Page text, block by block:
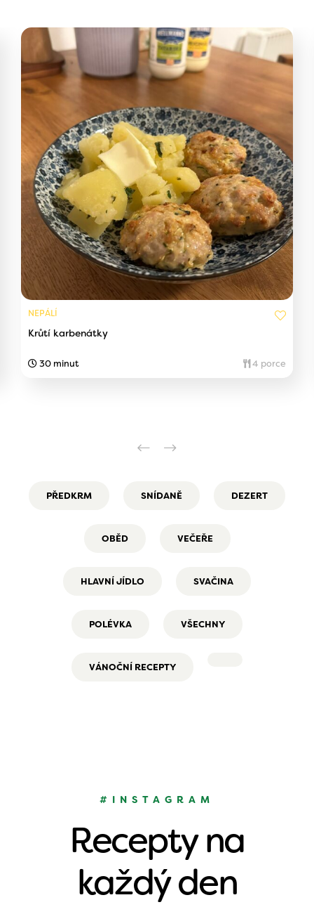
NEPÁLÍ
Krůtí karbenátky
30 minut 4 porce
PŘEDKRM SNÍDANĚ DEZERT
OBĚD VEČEŘE
HLAVNÍ JÍDLO SVAČINA
POLÉVKA VŠECHNY
VÁNOČNÍ RECEPTY
#INSTAGRAM
Recepty na
každý den